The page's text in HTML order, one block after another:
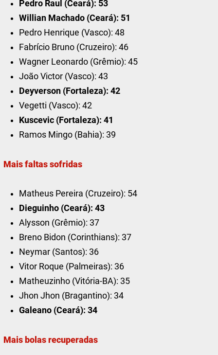
Pedro Raul (Ceará): 53
Willian Machado (Ceará): 51
Pedro Henrique (Vasco): 48
Fabrício Bruno (Cruzeiro): 46
Wagner Leonardo (Grêmio): 45
João Victor (Vasco): 43
Deyverson (Fortaleza): 42
Vegetti (Vasco): 42
Kuscevic (Fortaleza): 41
Ramos Mingo (Bahia): 39
Mais faltas sofridas
Matheus Pereira (Cruzeiro): 54
Dieguinho (Ceará): 43
Alysson (Grêmio): 37
Breno Bidon (Corinthians): 37
Neymar (Santos): 36
Vitor Roque (Palmeiras): 36
Matheuzinho (Vitória-BA): 35
Jhon Jhon (Bragantino): 34
Galeano (Ceará): 34
Mais bolas recuperadas